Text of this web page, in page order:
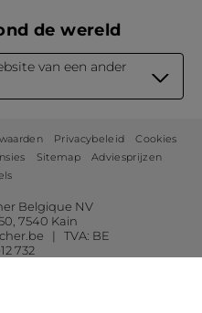
de wereld
van een ander
Privacybeleid
Cookies
Sitemap
Adviesprijzen
Belgique NV
7540 Kain
| TVA: BE
732